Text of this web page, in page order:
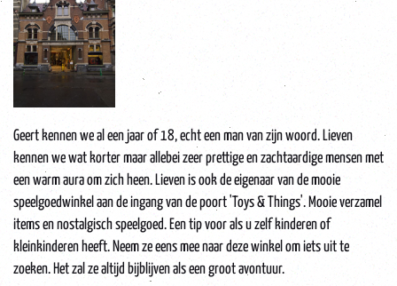
Geert kennen we al een jaar of 18, echt een man van zijn woord. Lieven
kennen we wat korter maar allebei zeer prettige en zachtaardige mensen met
een warm aura om zich heen. Lieven is ook de eigenaar van de mooie
speelgoedwinkel aan de ingang van de poort 'Toys & Things'. Mooie verzamel
items en nostalgisch speelgoed. Een tip voor als u zelf kinderen of
kleinkinderen heeft. Neem ze eens mee naar deze winkel om iets uit te
zoeken. Het zal ze altijd bijblijven als een groot avontuur.